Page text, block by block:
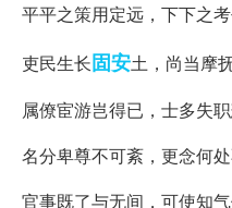
平平之策用定远，下下之考
吏民生长固安土，尚当摩
属僚宦游岂得已，士多失职
名分卑尊不可紊，更念何处
官事既了与无间，可使知气